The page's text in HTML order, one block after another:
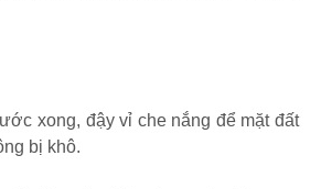
xong, đậy vỉ che nắng để mặt đất
bị khô.